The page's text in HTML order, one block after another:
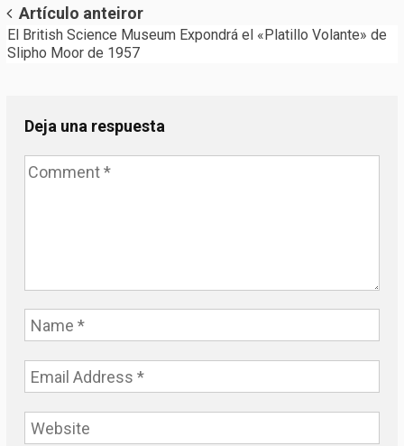
Post
navigation
Artículo anteiror
El British Science Museum Expondrá el «Platillo Volante» de
Slipho Moor de 1957
Deja una respuesta